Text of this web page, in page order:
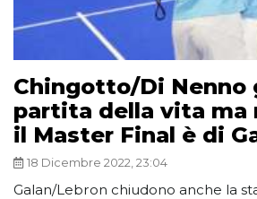
Chingotto/Di Nenno
partita della vita ma
il Master Final è di
18 Dicembre 2022, 23:04
Galan/Lebron chiudono anche la